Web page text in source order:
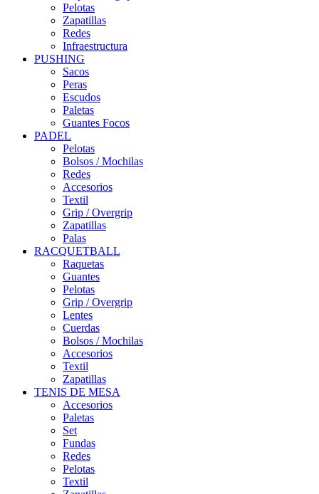
Pelotas
Zapatillas
Redes
Infraestructura
PUSHING
Sacos
Peras
Escudos
Paletas
Guantes Focos
PADEL
Pelotas
Bolsos / Mochilas
Redes
Accesorios
Textil
Grip / Overgrip
Zapatillas
Palas
RACQUETBALL
Raquetas
Guantes
Pelotas
Grip / Overgrip
Lentes
Cuerdas
Bolsos / Mochilas
Accesorios
Textil
Zapatillas
TENIS DE MESA
Accesorios
Paletas
Set
Fundas
Redes
Pelotas
Textil